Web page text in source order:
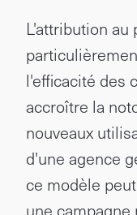
L'attribution
l'efficacité des
accroître la
nouveaux
d'une agence
ce modèle
une